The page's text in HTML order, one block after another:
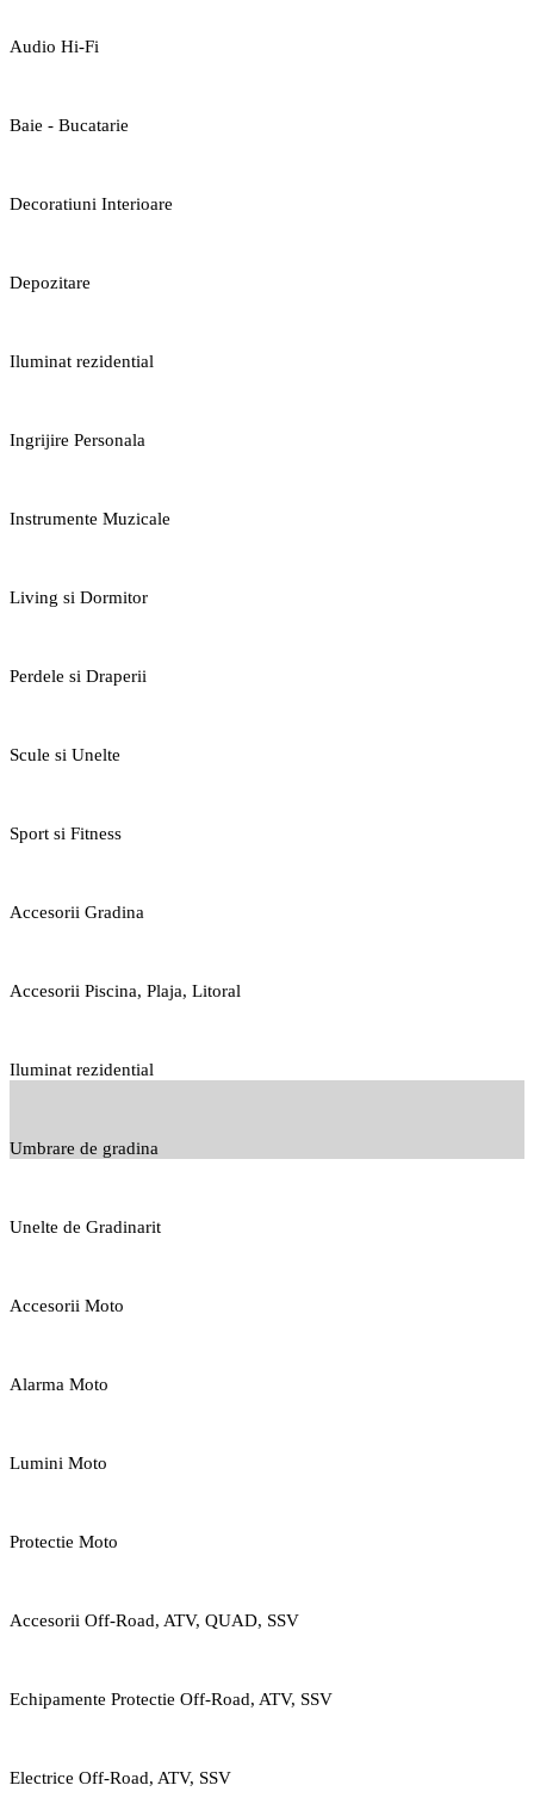
Audio Hi-Fi
Baie - Bucatarie
Decoratiuni Interioare
Depozitare
Iluminat rezidential
Ingrijire Personala
Instrumente Muzicale
Living si Dormitor
Perdele si Draperii
Scule si Unelte
Sport si Fitness
Accesorii Gradina
Accesorii Piscina, Plaja, Litoral
Iluminat rezidential
Umbrare de gradina
Unelte de Gradinarit
Accesorii Moto
Alarma Moto
Lumini Moto
Protectie Moto
Accesorii Off-Road, ATV, QUAD, SSV
Echipamente Protectie Off-Road, ATV, SSV
Electrice Off-Road, ATV, SSV